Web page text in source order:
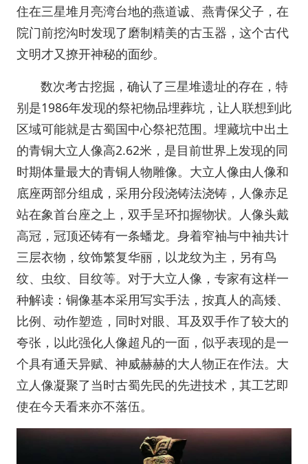
住在三星堆月亮湾台地的燕道诚、燕青保父子，在
院门前挖沟时发现了磨制精美的古玉器，这个古代
文明才又撩开神秘的面纱。
数次考古挖掘，确认了三星堆遗址的存在，特
别是1986年发现的祭祀物品埋葬坑，让人联想到此
区域可能就是古蜀国中心祭祀范围。埋藏坑中出土
的青铜大立人像高2.62米，是目前世界上发现的同
时期体量最大的青铜人物雕像。大立人像由人像和
底座两部分组成，采用分段浇铸法浇铸，人像赤足
站在象首台座之上，双手呈环扣握物状。人像头戴
高冠，冠顶还铸有一条蟠龙。身着窄袖与中袖共计
三层衣物，纹饰繁复华丽，以龙纹为主，另有鸟
纹、虫纹、目纹等。对于大立人像，专家有这样一
种解读：铜像基本采用写实手法，按真人的高矮、
比例、动作塑造，同时对眼、耳及双手作了较大的
夸张，以此强化人像超凡的一面，似乎表现的是一
个具有通天异赋、神威赫赫的大人物正在作法。大
立人像凝聚了当时古蜀先民的先进技术，其工艺即
使在今天看来亦不落伍。